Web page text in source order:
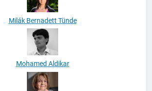
Milák Bernadett Tünde
Mohamed Aldikar